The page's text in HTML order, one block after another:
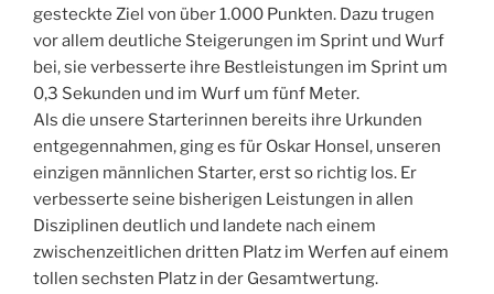
gesteckte Ziel von über 1.000 Punkten. Dazu trugen
vor allem deutliche Steigerungen im Sprint und Wurf
bei, sie verbesserte ihre Bestleistungen im Sprint um
0,3 Sekunden und im Wurf um fünf Meter.
Als die unsere Starterinnen bereits ihre Urkunden
entgegennahmen, ging es für Oskar Honsel, unseren
einzigen männlichen Starter, erst so richtig los. Er
verbesserte seine bisherigen Leistungen in allen
Disziplinen deutlich und landete nach einem
zwischenzeitlichen dritten Platz im Werfen auf einem
tollen sechsten Platz in der Gesamtwertung.